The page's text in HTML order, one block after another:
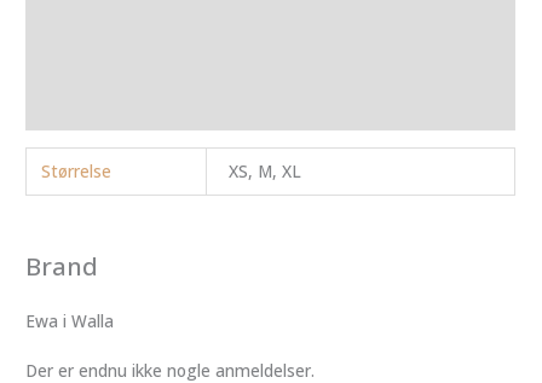
Størrelse XS, M, XL
Brand
Ewa i Walla
Der er endnu ikke nogle anmeldelser.